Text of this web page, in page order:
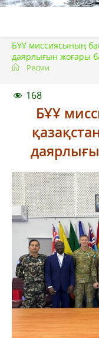
БҰҰ миссиясының
даярлығын жоғары
Ресми
168
БҰҰ